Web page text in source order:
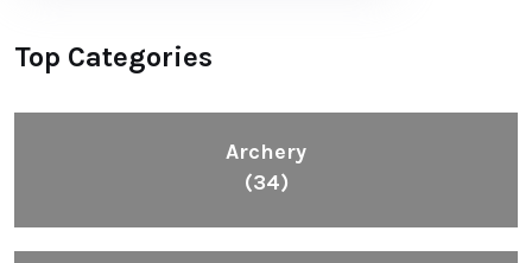
Top Categories
Archery
(34)